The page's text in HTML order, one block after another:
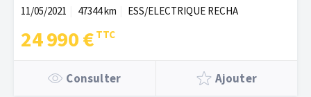
11/05/2021
47344 km ESS/ELECTRIQUE RECHA
24 990 €
Consulter Ajouter